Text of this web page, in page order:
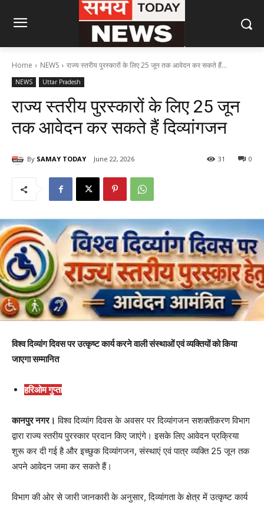
Home NEWS राज्य स्तरीय पुरस्कारों के लिए 25 जून तक आवेदन कर सकते हैं...
NEWS Uttar Pradesh
राज्य स्तरीय पुरस्कारों के लिए 25 जून
तक आवेदन कर सकते हैं दिव्यांगजन
By SAMAY TODAY June 22, 2026 0
31
विश्व दिव्यांग दिवस पर उत्कृष्ट कार्य करने वाली संस्थाओं एवं व्यक्तियों को किया
जाएगा सम्मानित
हरिओम गुप्ता
कानपुर नगर। विश्व दिव्यांग दिवस के अवसर पर दिव्यांगजन सशक्तीकरण विभाग
द्वारा राज्य स्तरीय पुरस्कार प्रदान किए जाएंगे। इसके लिए आवेदन प्रक्रिया
शुरू कर दी गई है और इच्छुक दिव्यांगजन, संस्थाएं एवं पात्र व्यक्ति 25 जून तक
अपने आवेदन जमा कर सकते हैं।
विभाग की ओर से जारी जानकारी के अनुसार, दिव्यांगता के क्षेत्र में उत्कृष्ट कार्य